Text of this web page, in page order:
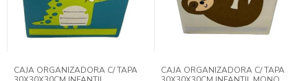
CAJA ORGANIZADORA C/ TAPA
CAJA ORGANIZADORA C/ TAPA